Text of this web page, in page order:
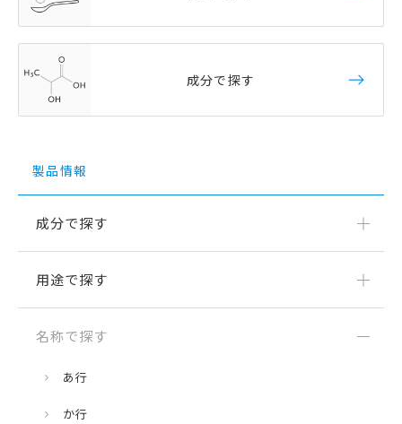
成分で探す
製品情報
成分で探す
用途で探す
名称で探す
あ行
か行